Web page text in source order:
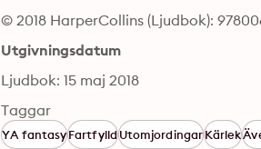
© 2018 HarperCollins (Ljudbok):
Utgivningsdatum
Ljudbok: 15 maj 2018
Taggar
YA fantasyFartfylldUtomjordingarKärlek